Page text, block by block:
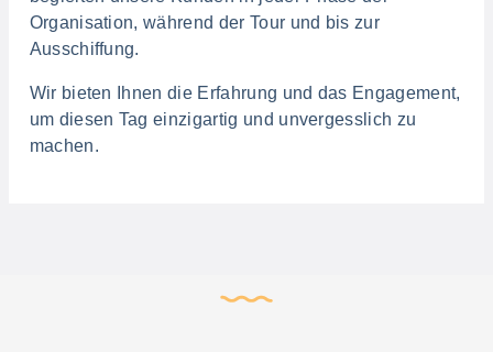
Organisation, während der Tour und bis zur
Ausschiffung.
Wir bieten Ihnen die Erfahrung und das Engagement,
um diesen Tag einzigartig und unvergesslich zu
machen.